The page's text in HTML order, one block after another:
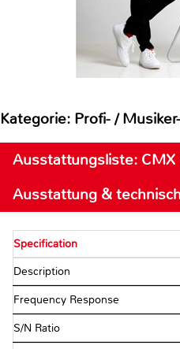
Kategorie: Profi- /
Ausstattungsliste: CMX
Ausstattung &
Specification
Description
Frequency Response
S/N Ratio